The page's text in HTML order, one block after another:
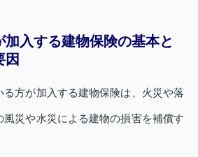
加入する建物保険の基本と
因
方が加入する建物保険は、火災や落
災や水災による建物の損害を補償す